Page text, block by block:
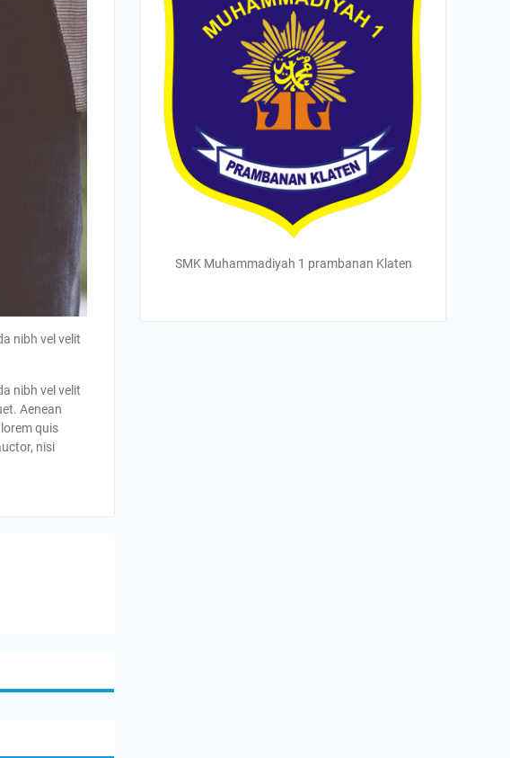
nibh vel velit
nibh vel velit
Aenean
quis
nisi
SMK Muhammadiyah 1 prambanan Klaten